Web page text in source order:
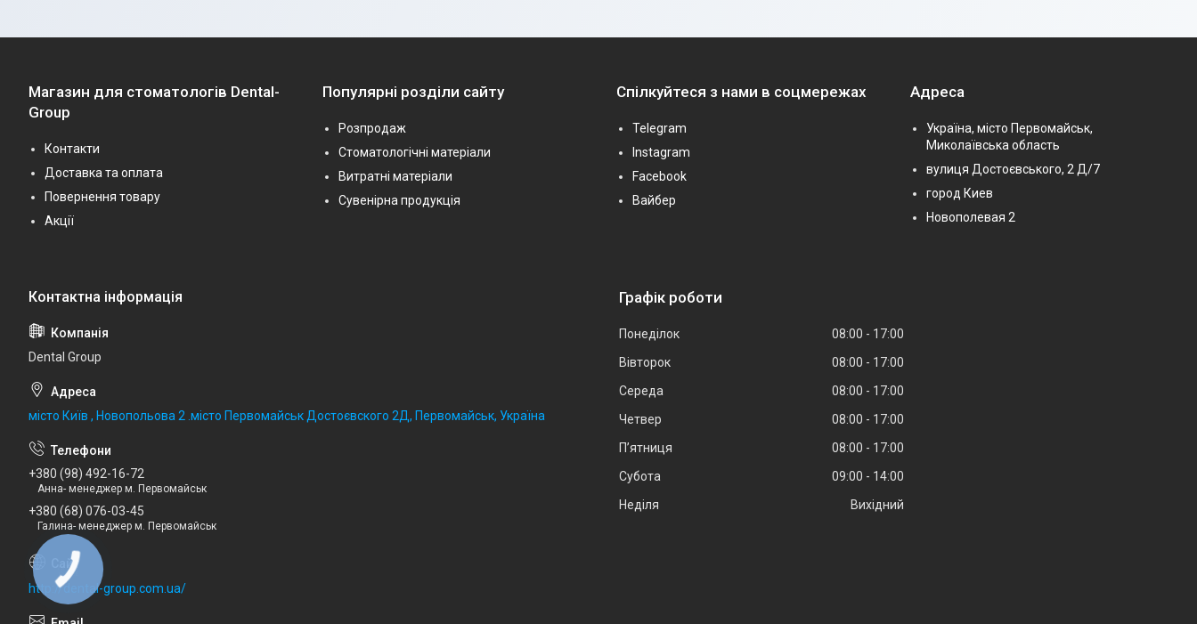
Магазин для стоматологів Dental-
Group
Контакти
Доставка та оплата
Повернення товару
Акції
Популярні розділи сайту
Розпродаж
Стоматологічні матеріали
Витратні матеріали
Сувенірна продукція
Спілкуйтеся з нами в соцмережах
Telegram
Instagram
Facebook
Вайбер
Адреса
Україна, місто Первомайськ,
Миколаївська область
вулиця Достоєвського, 2 Д/7
город Киев
Новополевая 2
Dental Group
місто Київ , Новопольова 2 .місто Первомайськ Достоєвского 2Д, Первомайськ, Україна
+380 (98) 492-16-72
Анна- менеджер м. Первомайськ
+380 (68) 076-03-45
Галина- менеджер м. Первомайськ
http://dental-group.com.ua/
Графік роботи
Понеділок 08:00
17:00
Вівторок
08:00
17:00
Середа
08:00
17:00
Четвер
08:00
17:00
Пʼятниця
08:00
17:00
Субота
09:00
14:00
Неділя
Вихідний
КНОПКА
ЗВ'ЯЗКУ